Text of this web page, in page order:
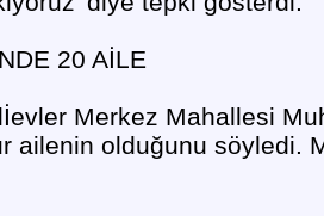
20 AİLE
Merkez Mahallesi
ailenin olduğunu söyledi.